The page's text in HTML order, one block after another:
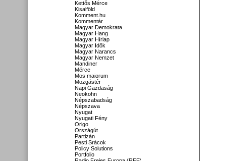
Kettős Mérce
Kisalföld
Komment.hu
Kommentár
Magyar Demokrata
Magyar Hang
Magyar Hírlap
Magyar Idők
Magyar Narancs
Magyar Nemzet
Mandiner
Mérce
Mos maiorum
Mozgástér
Napi Gazdaság
Neokohn
Népszabadság
Népszava
Nyugat
Nyugati Fény
Origo
Országút
Partizán
Pesti Srácok
Policy Solutions
Portfolio